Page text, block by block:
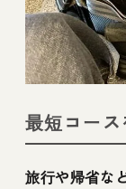
最短コー
旅行や帰省な